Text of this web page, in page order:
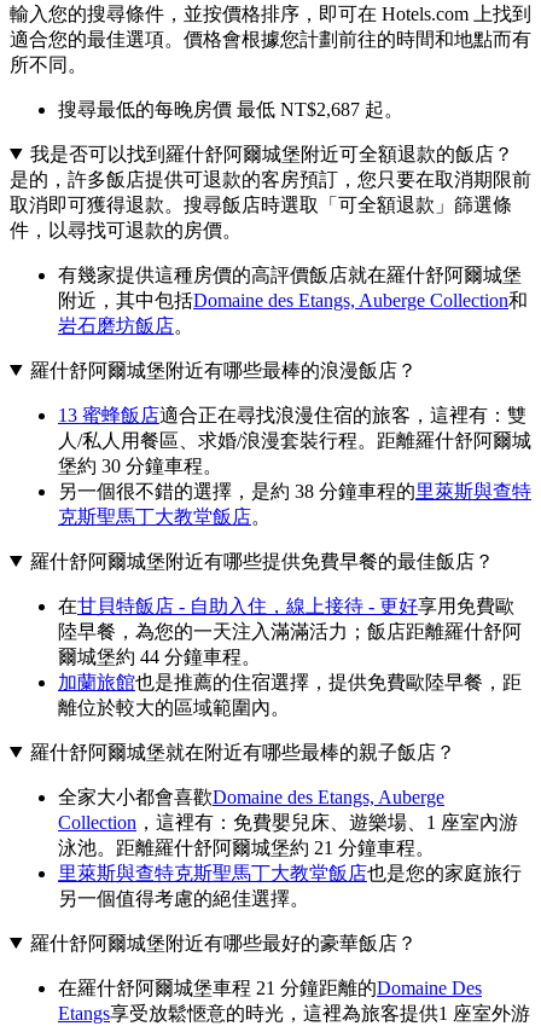
輸入您的搜尋條件，並按價格排序，即可在 Hotels.com 上找到
適合您的最佳選項。價格會根據您計劃前往的時間和地點而有
所不同。
搜尋最低的每晚房價 最低 NT$2,687 起。
我是否可以找到羅什舒阿爾城堡附近可全額退款的飯店？
是的，許多飯店提供可退款的客房預訂，您只要在取消期限前
取消即可獲得退款。搜尋飯店時選取「可全額退款」篩選條
件，以尋找可退款的房價。
有幾家提供這種房價的高評價飯店就在羅什舒阿爾城堡
附近，其中包括Domaine des Etangs, Auberge Collection和
岩石磨坊飯店。
羅什舒阿爾城堡附近有哪些最棒的浪漫飯店？
13 蜜蜂飯店適合正在尋找浪漫住宿的旅客，這裡有：雙
人/私人用餐區、求婚/浪漫套裝行程。距離羅什舒阿爾城
堡約 30 分鐘車程。
另一個很不錯的選擇，是約 38 分鐘車程的里萊斯與查特
克斯聖馬丁大教堂飯店。
羅什舒阿爾城堡附近有哪些提供免費早餐的最佳飯店？
在甘貝特飯店 - 自助入住，線上接待 - 更好享用免費歐
陸早餐，為您的一天注入滿滿活力；飯店距離羅什舒阿
爾城堡約 44 分鐘車程。
加蘭旅館也是推薦的住宿選擇，提供免費歐陸早餐，距
離位於較大的區域範圍內。
羅什舒阿爾城堡就在附近有哪些最棒的親子飯店？
全家大小都會喜歡Domaine des Etangs, Auberge
Collection ，這裡有：免費嬰兒床、遊樂場、1 座室內游
泳池。距離羅什舒阿爾城堡約 21 分鐘車程。
里萊斯與查特克斯聖馬丁大教堂飯店也是您的家庭旅行
另一個值得考慮的絕佳選擇。
羅什舒阿爾城堡附近有哪些最好的豪華飯店？
在羅什舒阿爾城堡車程 21 分鐘距離的Domaine Des
Etangs享受放鬆愜意的時光，這裡為旅客提供1 座室外游